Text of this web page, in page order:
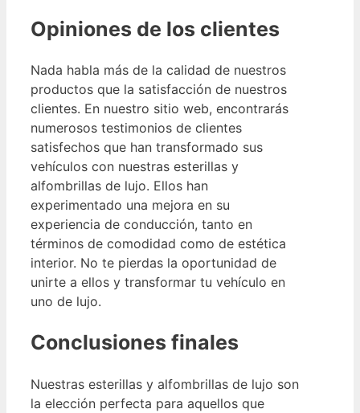
Opiniones de los clientes
Nada habla más de la calidad de nuestros
productos que la satisfacción de nuestros
clientes. En nuestro sitio web, encontrarás
numerosos testimonios de clientes
satisfechos que han transformado sus
vehículos con nuestras esterillas y
alfombrillas de lujo. Ellos han
experimentado una mejora en su
experiencia de conducción, tanto en
términos de comodidad como de estética
interior. No te pierdas la oportunidad de
unirte a ellos y transformar tu vehículo en
uno de lujo.
Conclusiones finales
Nuestras esterillas y alfombrillas de lujo son
la elección perfecta para aquellos que